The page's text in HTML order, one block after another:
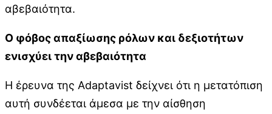
αβεβαιότητα.
Ο φόβος απαξίωσης ρόλων και δεξιοτήτων
ενισχύει την αβεβαιότητα
Η έρευνα της Adaptavist δείχνει ότι η μετατόπιση
αυτή συνδέεται άμεσα με την αίσθηση